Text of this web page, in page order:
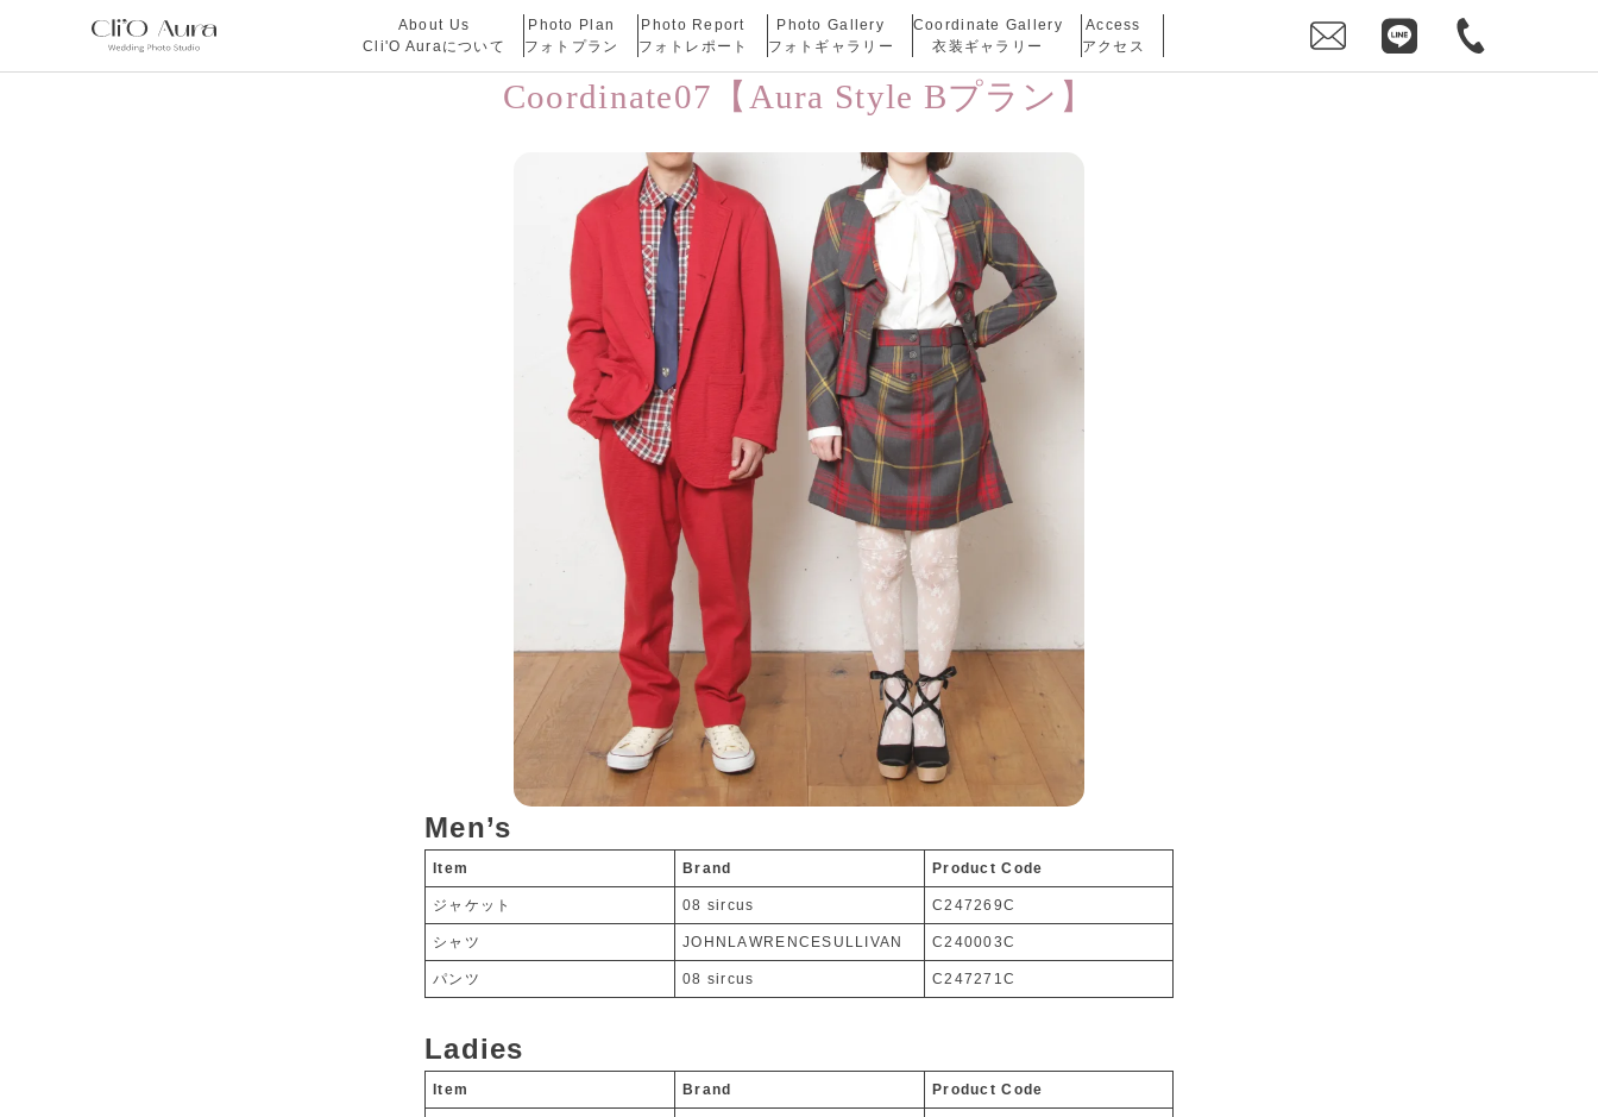
About Us
Cli'O Auraについて
Photo Plan
フォトプラン
Photo Report
フォトレポート
Photo Gallery
フォトギャラリー
Coordinate Gallery
衣装ギャラリー
Access
アクセス
Coordinate07【Aura Style Bプラン】
Men’s
Item Brand Product Code
ジャケット 08 sircus C247269C
シャツ JOHNLAWRENCESULLIVAN C240003C
パンツ 08 sircus C247271C
Ladies
Item Brand Product Code